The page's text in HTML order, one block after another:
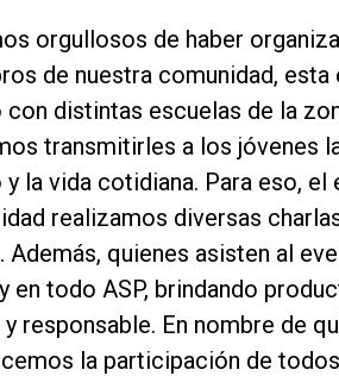
orgullosos de haber
de nuestra comunidad,
con distintas escuelas de la
transmitirles a los jóvenes
y la vida cotidiana. Para eso,
realizamos diversas
Además, quienes asisten al
en todo ASP, brindando
y responsable. En nombre de
la participación de